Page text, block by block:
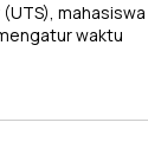
mahasiswa
waktu